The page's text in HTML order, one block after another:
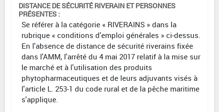
DISTANCE DE SÉCURITÉ RIVERAIN ET PERSONNES
PRÉSENTES :
Se référer à la catégorie « RIVERAINS » dans la
rubrique « conditions d'emploi générales » ci-dessus.
En l'absence de distance de sécurité riverains fixée
dans l'AMM, l'arrêté du 4 mai 2017 relatif à la mise sur
le marché et à l'utilisation des produits
phytopharmaceutiques et de leurs adjuvants visés à
l'article L. 253-1 du code rural et de la pêche maritime
s'applique.